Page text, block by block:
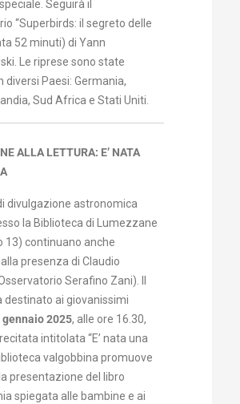
Seguirà il
“Superbirds: il segreto delle
52 minuti) di Yann
Le riprese sono state
diversi Paesi: Germania,
Sud Africa e Stati Uniti.
ALLA LETTURA: E’ NATA
divulgazione astronomica
la Biblioteca di Lumezzane
13) continuano anche
presenza di Claudio
Serafino Zani). Il
destinato ai giovanissimi
gennaio 2025, alle ore 16.30,
intitolata “E’ nata una
valgobbina promuove
presentazione del libro
spiegata alle bambine e ai